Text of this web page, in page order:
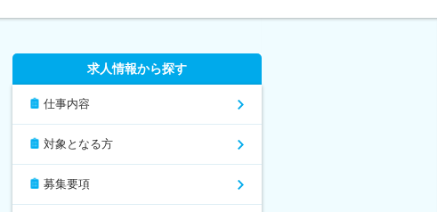
求人情報から探す
仕事内容
対象となる方
募集要項